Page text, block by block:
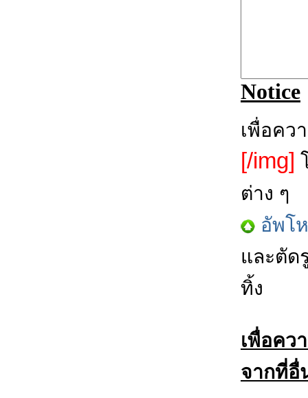
Notice
เพื่อคว
[/img]
ต่าง ๆ
อัพโ
และตัด
ทิ้ง
เพื่อคว
จากที่อื่